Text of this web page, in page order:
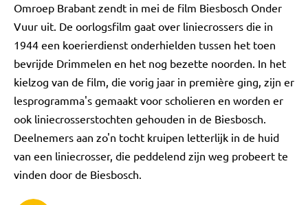
Omroep Brabant zendt in mei de film Biesbosch Onder
Vuur uit. De oorlogsfilm gaat over liniecrossers die in
1944 een koerierdienst onderhielden tussen het toen
bevrijde Drimmelen en het nog bezette noorden. In het
kielzog van de film, die vorig jaar in première ging, zijn er
lesprogramma's gemaakt voor scholieren en worden er
ook liniecrosserstochten gehouden in de Biesbosch.
Deelnemers aan zo'n tocht kruipen letterlijk in de huid
van een liniecrosser, die peddelend zijn weg probeert te
vinden door de Biesbosch.